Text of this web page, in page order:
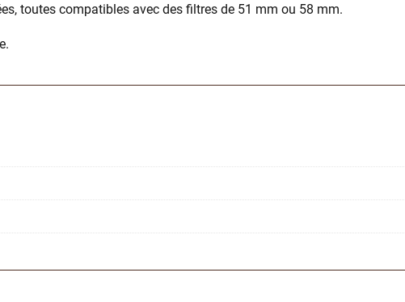
toutes compatibles avec des filtres de 51 mm ou 58 mm.